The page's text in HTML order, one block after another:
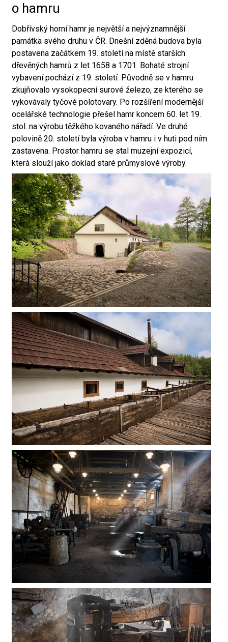
o hamru
Dobřívský horní hamr je největší a nejvýznamnější
památka svého druhu v ČR. Dnešní zděná budova byla
postavena začátkem 19. století na místě starších
dřevěných hamrů z let 1658 a 1701. Bohaté strojní
vybavení pochází z 19. století. Původně se v hamru
zkujňovalo vysokopecní surové železo, ze kterého se
vykovávaly tyčové polotovary. Po rozšíření modernější
ocelářské technologie přešel hamr koncem 60. let 19.
stol. na výrobu těžkého kovaného nářadí. Ve druhé
polovině 20. století byla výroba v hamru i v huti pod ním
zastavena. Prostor hamru se stal muzejní expozicí,
která slouží jako doklad staré průmyslové výroby.